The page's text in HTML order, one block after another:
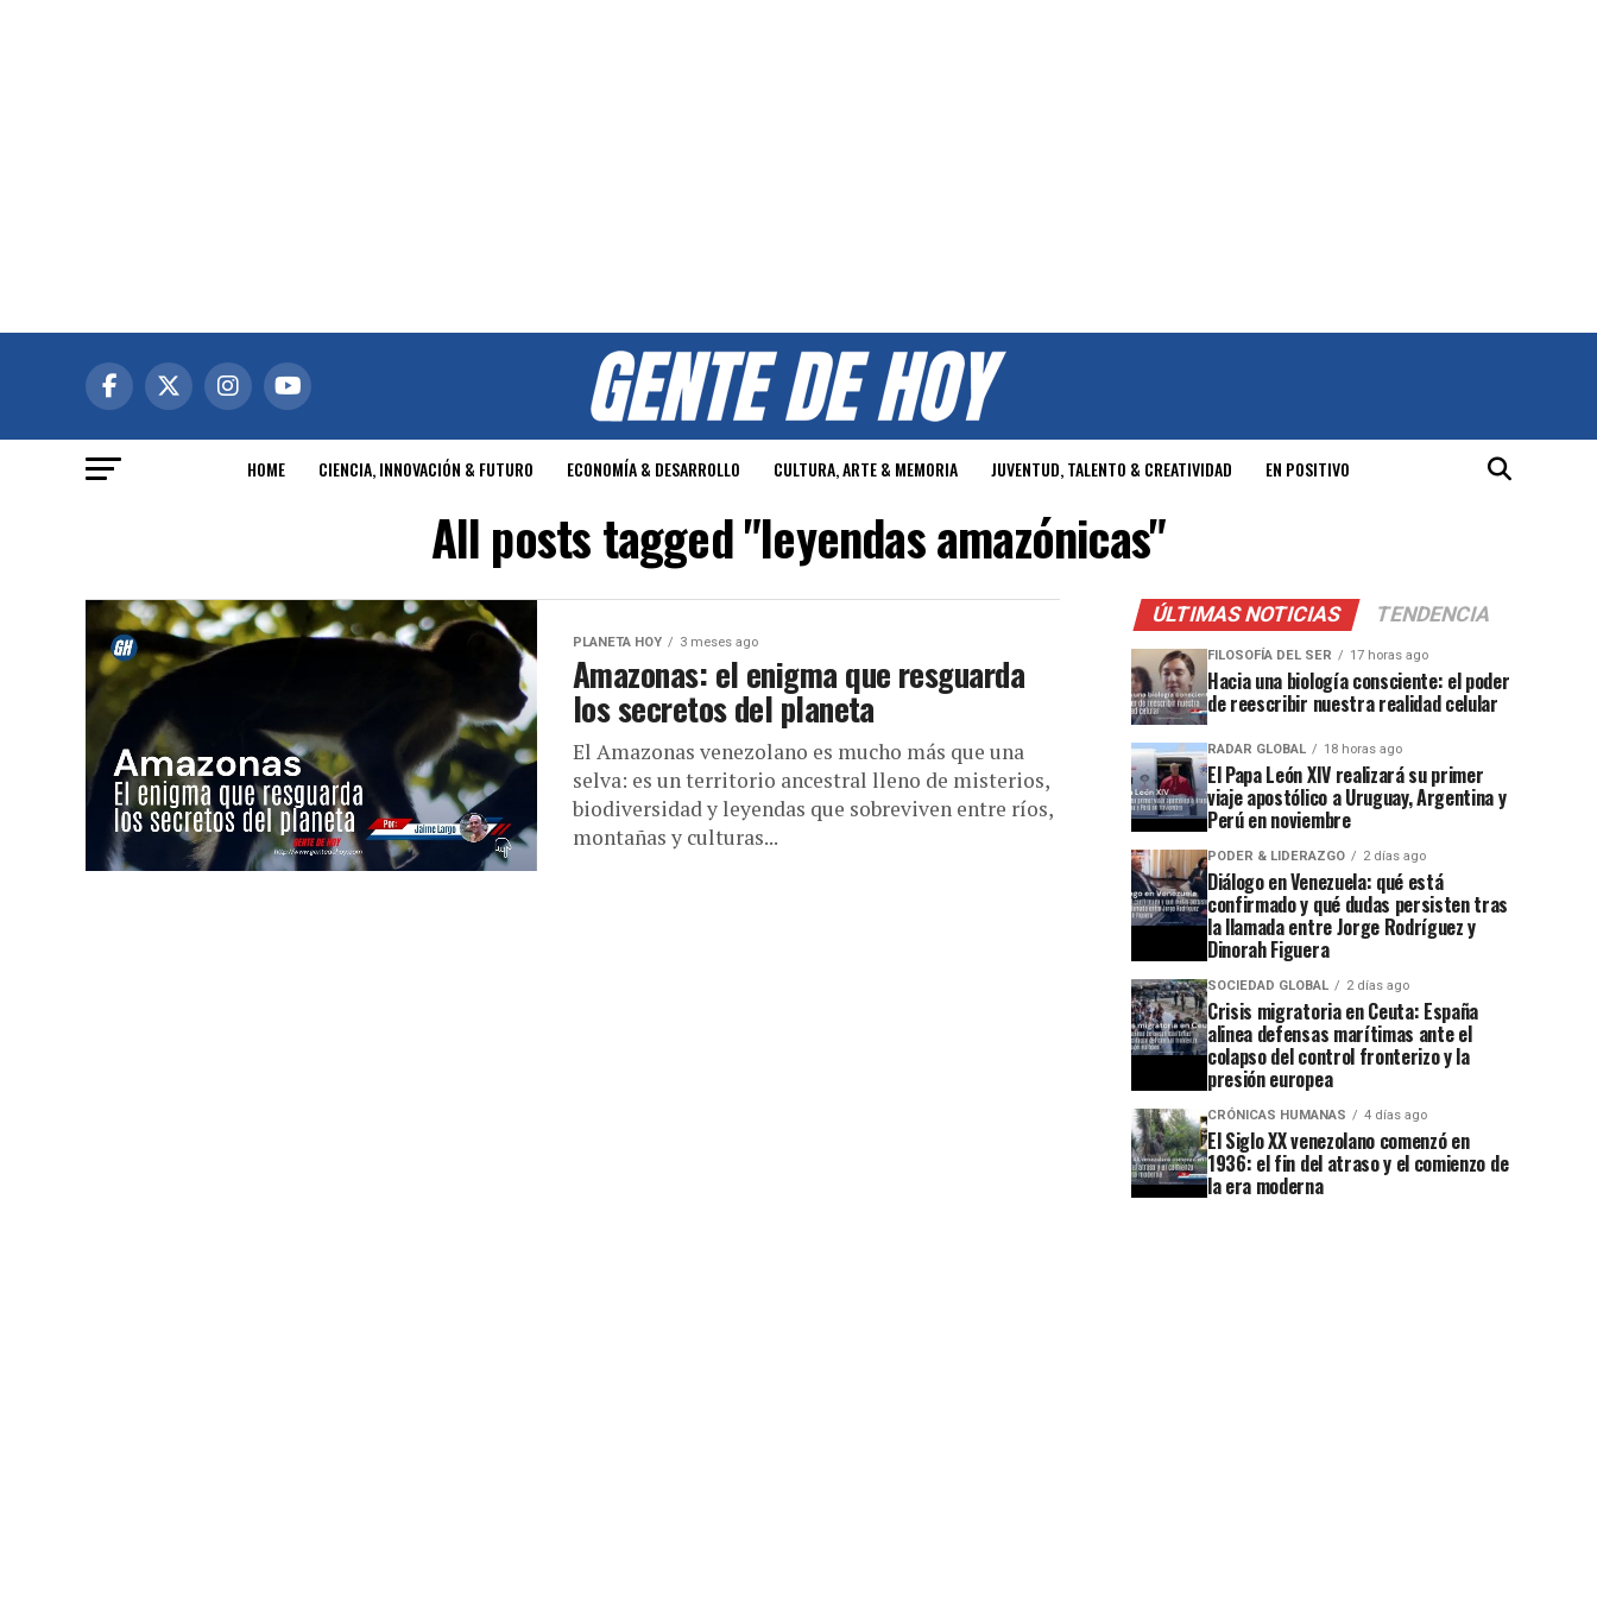
HOME CIENCIA, INNOVACIÓN & FUTURO ECONOMÍA & DESARROLLO CULTURA, ARTE & MEMORIA JUVENTUD, TALENTO & CREATIVIDAD EN POSITIVO
All posts tagged "leyendas amazónicas"
PLANETA HOY 3 meses ago
Amazonas: el enigma que resguarda
los secretos del planeta
El Amazonas venezolano es mucho más que una
selva: es un territorio ancestral lleno de misterios,
biodiversidad y leyendas que sobreviven entre ríos,
montañas y culturas...
ÚLTIMAS NOTICIAS TENDENCIA
FILOSOFÍA DEL SER 17 horas ago
Hacia una biología consciente: el poder
de reescribir nuestra realidad celular
RADAR GLOBAL 18 horas ago
El Papa León XIV realizará su primer
viaje apostólico a Uruguay, Argentina y
Perú en noviembre
PODER & LIDERAZGO 2 días ago
Diálogo en Venezuela: qué está
confirmado y qué dudas persisten tras
la llamada entre Jorge Rodríguez y
Dinorah Figuera
SOCIEDAD GLOBAL 2 días ago
Crisis migratoria en Ceuta: España
alinea defensas marítimas ante el
colapso del control fronterizo y la
presión europea
CRÓNICAS HUMANAS 4 días ago
El Siglo XX venezolano comenzó en
1936: el fin del atraso y el comienzo de
la era moderna